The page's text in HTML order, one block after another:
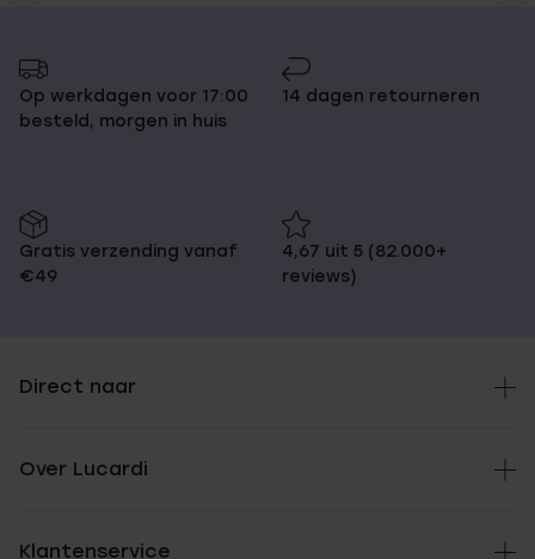
Op werkdagen voor 17:00
besteld, morgen in huis
14 dagen retourneren
Gratis verzending vanaf
€49
4,67 uit 5 (82.000+
reviews)
Direct naar
Over Lucardi
Klantenservice